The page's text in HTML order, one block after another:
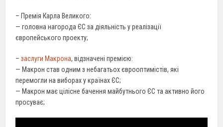
– Премія Карла Великого:
— головна нагорода ЄС за діяльність у реалізації
європейського проекту;
–заслуги Макрона, відзначені премією:
— Макрон став одним з небагатьох єврооптимістів, які
перемогли на виборах у країнах ЄС;
— Макрон має цілісне бачення майбутнього ЄС та активно його
просуває;